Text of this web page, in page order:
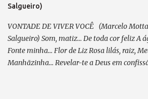
Extrair da vida “prosa e verso” como um
Salgueiro)
VONTADE DE VIVER VOCÊ (Marcelo
Salgueiro) Som, matiz... De toda cor feliz A
Fonte minha... Flor de Liz Rosa lilás, raiz,
Manhãzinha... Revelar-te a Deus em